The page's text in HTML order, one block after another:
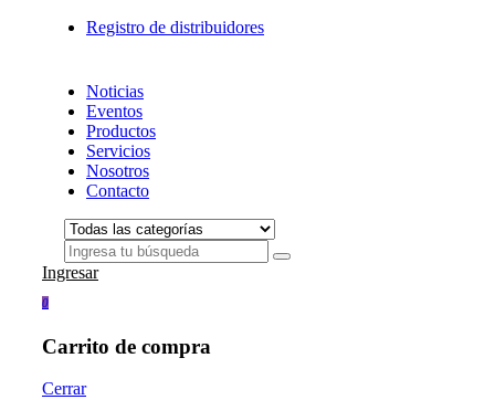
Registro de distribuidores
Noticias
Eventos
Productos
Servicios
Nosotros
Contacto
Ingresar
0
Carrito de compra
Cerrar